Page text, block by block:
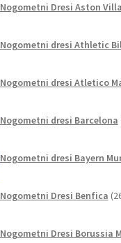
Nogometni Dresi Aston Villa
Nogometni dresi Athletic
Nogometni dresi Atletico
Nogometni dresi Barcelona
Nogometni dresi Bayern
Nogometni Dresi Benfica
Nogometni Dresi Borussia